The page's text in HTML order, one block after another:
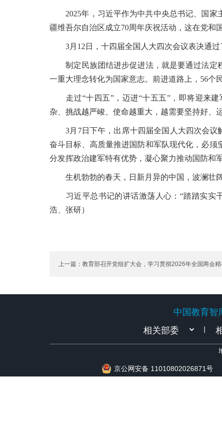
2025年，习近平作为中共中央总书记、国家
疆维吾尔自治区成立70周年庆祝活动，这在党和
3月12日，十四届全国人大四次会议表决通过
制定民族团结进步促进法，就是要通过法定
一重大理念转化为国家意志。前进道路上，56个
走过“十四五”，迈进“十五五”，即将迎来建
杂、挑战越严峻、使命越重大，越需要坚持好、
3月7日下午，出席十四届全国人大四次会议
奋斗目标、高质量推进国防和军队现代化，必
分发挥政治建军特有优势，凝心聚力推动国防和
生机勃勃的春天，日新月异的中国，波澜壮
习近平总书记的讲话激荡人心：“踏踏实实干
浩、张研）
上一篇：教育部召开党组扩大会，学习贯彻2026年全国两会
中国教育智
|
京公网安备 11010802026871号